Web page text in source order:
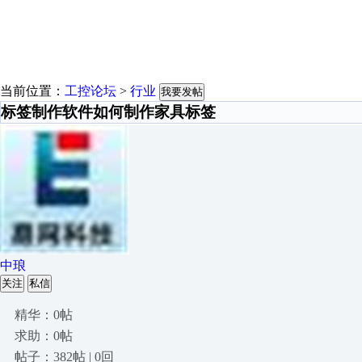
当前位置： 工控论坛 > 行业 我要发帖
标签制作软件如何制作家具标签
中琅
关注 私信
精华：0帖
求助：0帖
帖子：382帖 | 0回